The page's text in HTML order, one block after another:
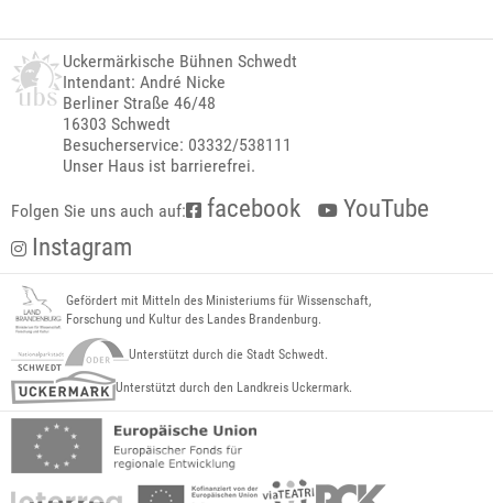
Uckermärkische Bühnen Schwedt
Intendant: André Nicke
Berliner Straße 46/48
16303 Schwedt
Besucherservice: 03332/538111
Unser Haus ist barrierefrei.
Folgen Sie uns auch auf: facebook
YouTube
Instagram
Gefördert mit Mitteln des Ministeriums für Wissenschaft,
Forschung und Kultur des Landes Brandenburg.
Unterstützt durch die Stadt Schwedt.
Unterstützt durch den Landkreis Uckermark.